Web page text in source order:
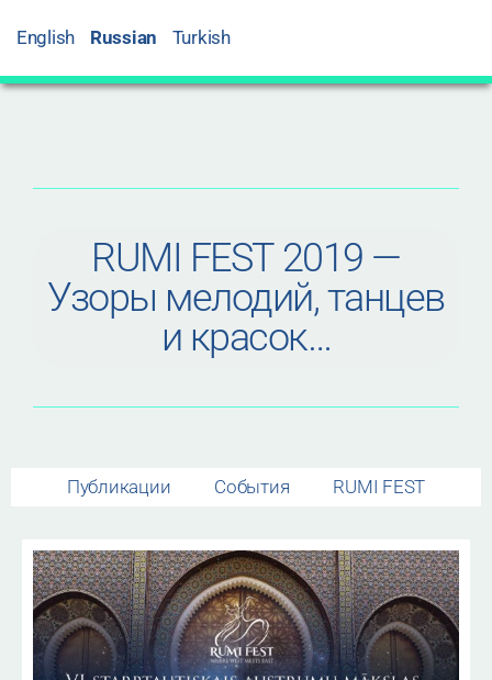
English Russian Turkish
RUMI FEST 2019 —
Узоры мелодий, танцев
и красок…
Публикации События RUMI FEST